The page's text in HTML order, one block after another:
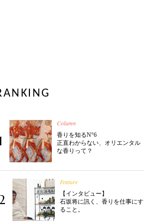
Column
香りを知るN°6
正直わからない、オリエンタル
な香りって？
Feature
【インタビュー】
石坂将に訊く、香りを仕事にす
ること。